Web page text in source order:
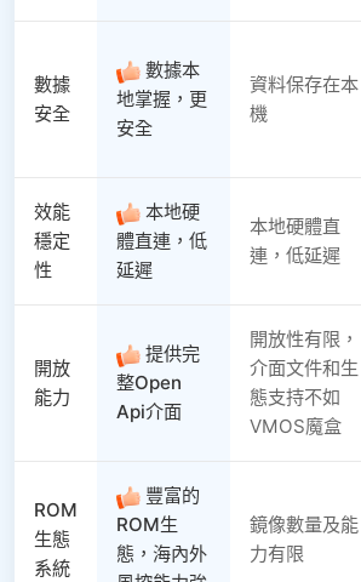
數據
安全
數據本
地掌握，更
安全
資料保存在本
機
效能
穩定
性
本地硬
體直連，低
延遲
本地硬體直
連，低延遲
開放
能力
提供完
整Open
Api介面
開放性有限，
介面文件和生
態支持不如
VMOS魔盒
ROM
生態
系統
豐富的
ROM生
態，海內外
鏡像數量及能
力有限